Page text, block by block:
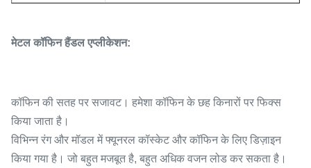
मेटल कॉफिन हैंडल एप्लीकेशन:
कॉफिन की सतह पर सजावट। हमेशा कॉफिन के छह किनारों पर फिक्स
किया जाता है।
विभिन्न रंग और मॉडल में फ्यूनरल कॉस्केट और कॉफिन के लिए डिज़ाइन
किया गया है। जो बहुत मजबूत है, बहुत अधिक वजन लोड कर सकता है।